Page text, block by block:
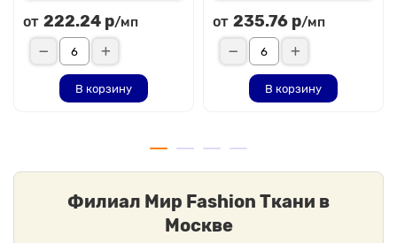
от 222.24 р/мп
В корзину
от 235.76 р/мп
В корзину
Филиал Мир Fashion Ткани в
Москве